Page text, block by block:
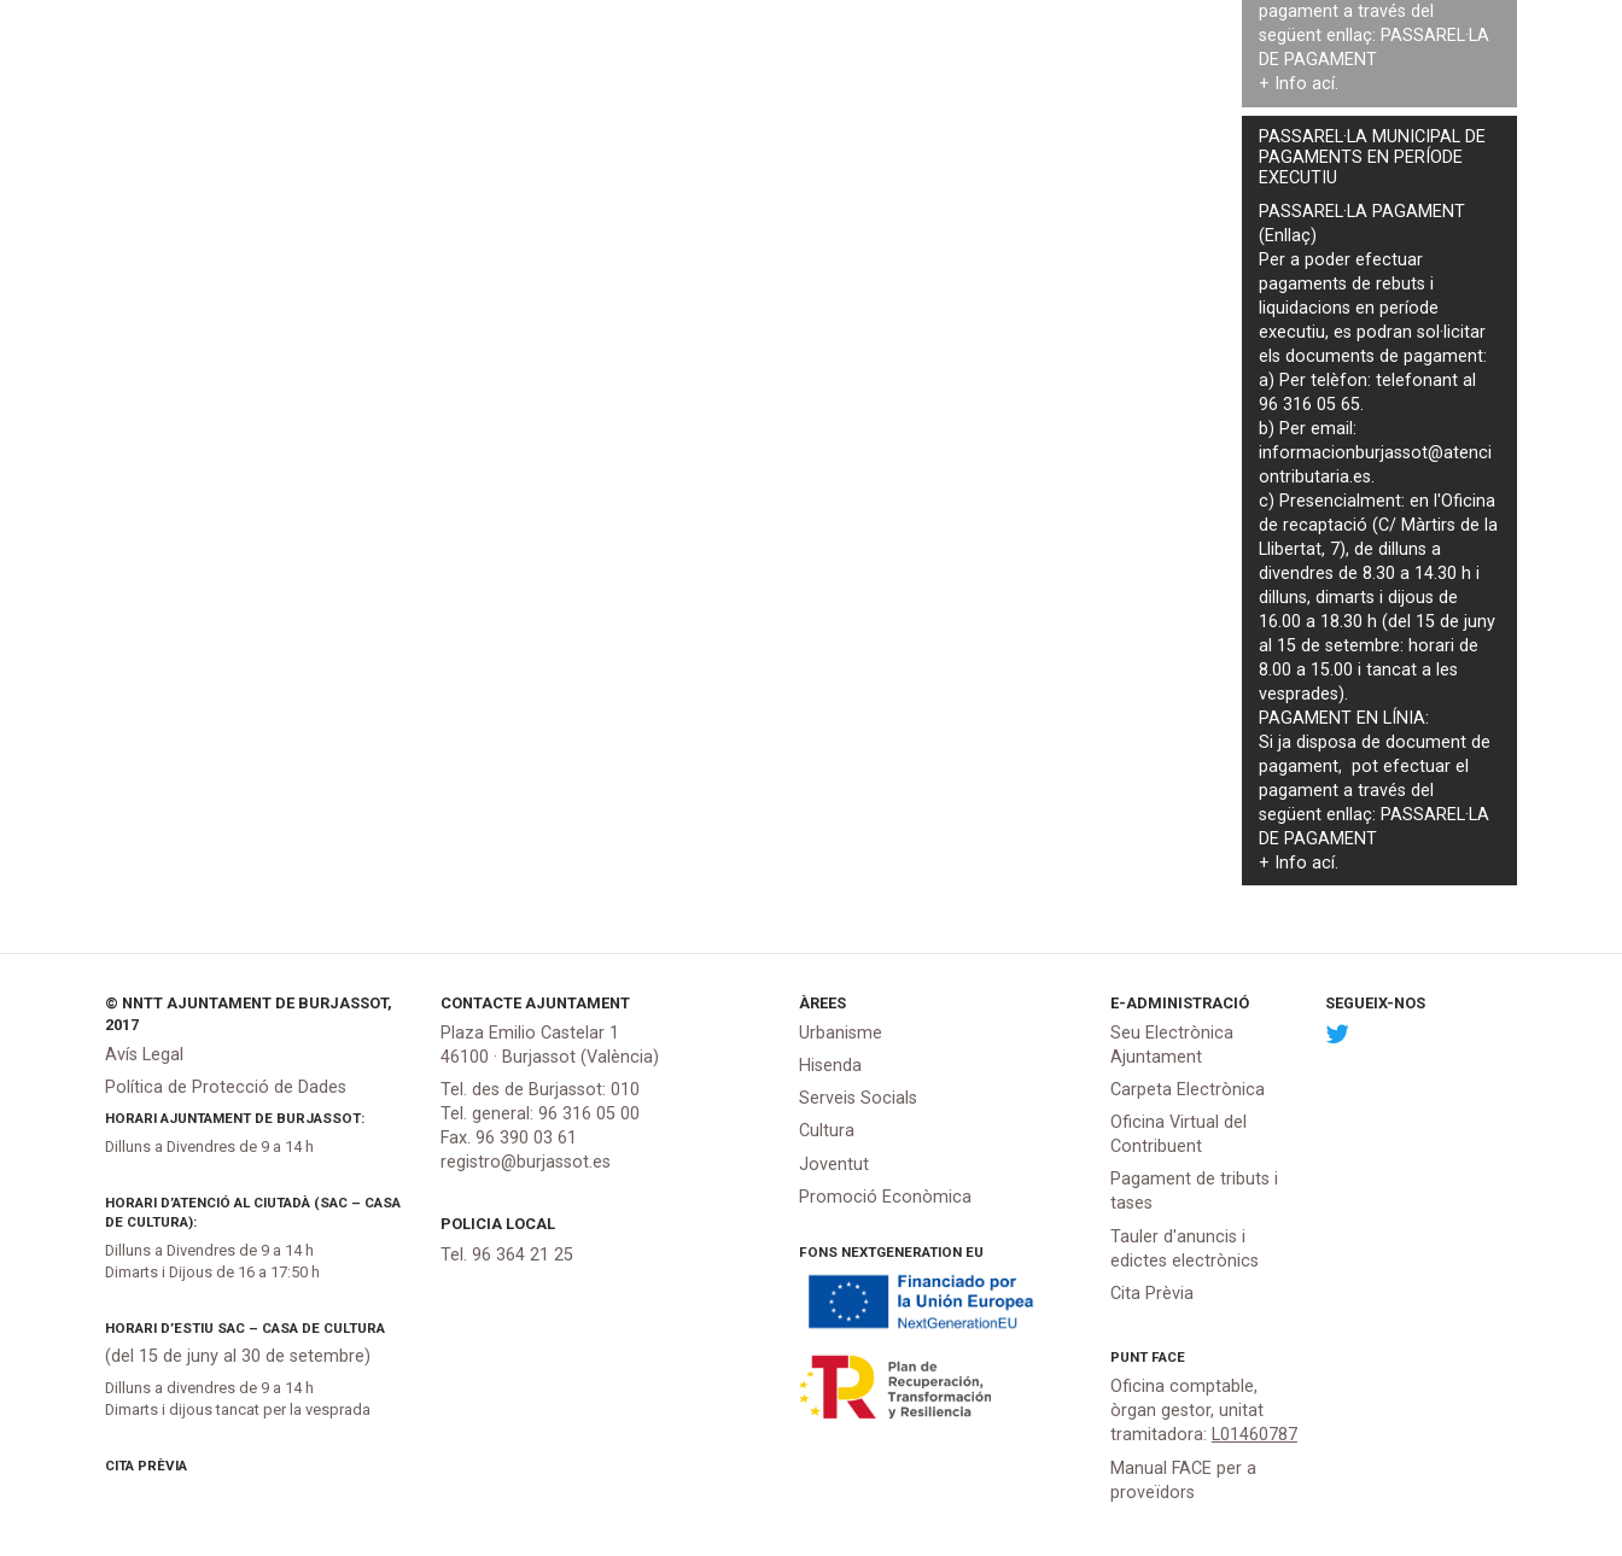
pagament a través del
següent enllaç: PASSAREL·LA
DE PAGAMENT
+ Info ací.
PASSAREL·LA MUNICIPAL DE
PAGAMENTS EN PERÍODE
EXECUTIU
PASSAREL·LA PAGAMENT
(Enllaç)
Per a poder efectuar
pagaments derebuts i
liquidacions en període
executiu, es podransol·licitar
els documents de pagament:
a) Per telèfon: telefonant al
96 316 05 65.
b) Per email:
informacionburjassot@atenci
ontributaria.es.
c) Presencialment: en l'Oficina
de recaptació (C/ Màrtirs de la
Llibertat, 7), de dilluns a
divendres de 8.30 a 14.30 h i
dilluns, dimarts i dijous de
16.00 a 18.30 h (del 15 de juny
al 15 de setembre: horari de
8.00 a 15.00 i tancat a les
vesprades).
PAGAMENT EN LÍNIA:
Si ja disposa de document de
pagament, pot efectuar el
pagament a través del
següent enllaç: PASSAREL·LA
DE PAGAMENT
+ Infoací.
© NNTT AJUNTAMENT DE BURJASSOT,
2017
Avís Legal
Política de Protecció de Dades
HORARI AJUNTAMENT DE BURJASSOT:
Dilluns a Divendres de 9 a 14 h
HORARI D’ATENCIÓ AL CIUTADÀ (SAC – CASA
DE CULTURA):
Dilluns a Divendres de 9 a 14 h
Dimarts i Dijous de 16 a 17:50 h
HORARI D’ESTIU SAC – CASA DE CULTURA
(del 15 de juny al 30 de setembre)
Dilluns a divendres de 9 a 14 h
Dimarts i dijous tancat per la vesprada
CITA PRÈVIA
CONTACTE AJUNTAMENT
Plaza Emilio Castelar 1
46100 · Burjassot (València)
Tel. des de Burjassot: 010
Tel. general: 96 316 05 00
Fax. 96 390 03 61
registro@burjassot.es
POLICIA LOCAL
Tel. 96 364 21 25
ÀREES
Urbanisme
Hisenda
Serveis Socials
Cultura
Joventut
Promoció Econòmica
FONS NEXTGENERATION EU
E-ADMINISTRACIÓ
Seu Electrònica
Ajuntament
Carpeta Electrònica
Oficina Virtual del
Contribuent
Pagament de tributs i
tases
Tauler d'anuncis i
edictes electrònics
Cita Prèvia
PUNT FACE
Oficina comptable,
òrgan gestor, unitat
tramitadora: L01460787
Manual FACE per a
proveïdors
SEGUEIX-NOS